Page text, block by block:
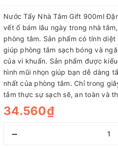
Nước Tẩy Nhà Tắm Gift 900ml
vết ố bám lâu ngày trong nhà
phòng tắm. Sản phẩm có tính
giúp phòng tắm sạch bóng và
của vi khuẩn. Sản phẩm được
hình mũi nhọn giúp bạn dễ dàng
nhất của phòng tắm. Chỉ trong
tắm thực sự sạch sẽ, an toàn và
34.560₫
–